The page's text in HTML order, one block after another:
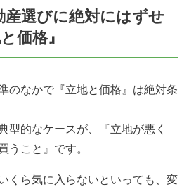
選びに絶対にはずせ
価格』
のなかで『立地と価格』は絶対条
型的なケースが、『立地が悪く
うこと』です。
くら気に入らないといっても、変